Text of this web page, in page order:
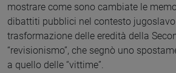
mostrare come sono cambiate le
dibattiti pubblici nel contesto
trasformazione delle eredità della
“revisionismo”, che segnò uno
a quello delle “vittime”.